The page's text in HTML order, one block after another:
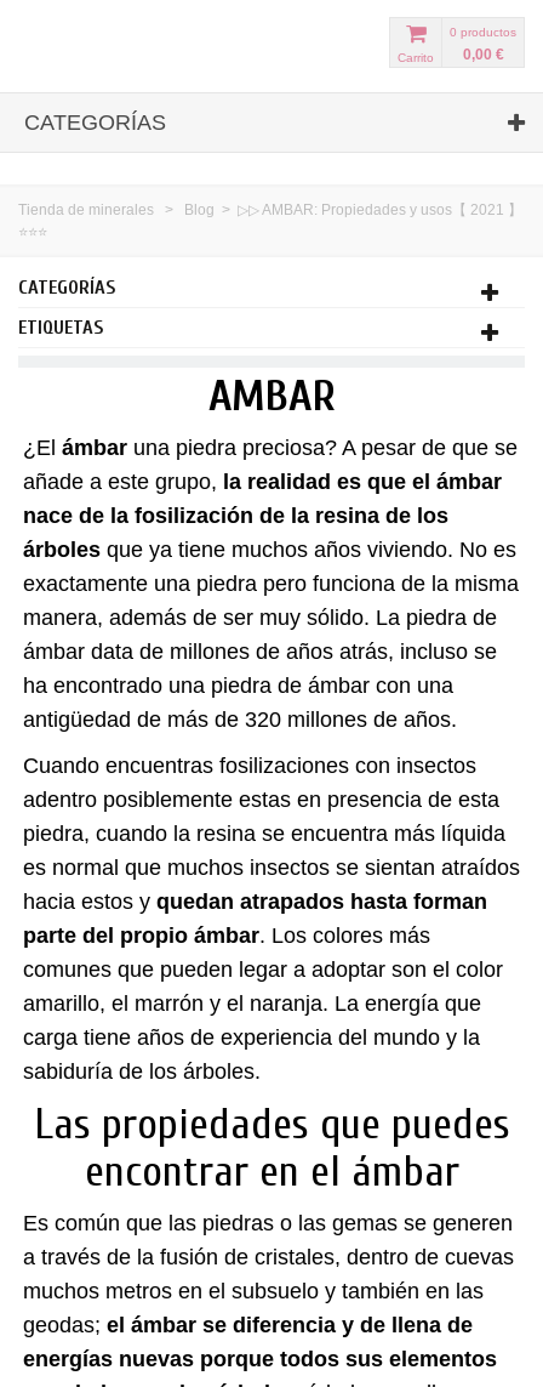
0 productos
0,00 €
Carrito
CATEGORÍAS
Tienda de minerales > Blog > ▷▷ AMBAR: Propiedades y usos【 2021 】
⭐⭐⭐
CATEGORÍAS
ETIQUETAS
AMBAR
¿El ámbar una piedra preciosa? A pesar de que se
añade a este grupo, la realidad es que el ámbar
nace de la fosilización de la resina de los
árboles que ya tiene muchos años viviendo. No es
exactamente una piedra pero funciona de la misma
manera, además de ser muy sólido. La piedra de
ámbar data de millones de años atrás, incluso se
ha encontrado una piedra de ámbar con una
antigüedad de más de 320 millones de años.
Cuando encuentras fosilizaciones con insectos
adentro posiblemente estas en presencia de esta
piedra, cuando la resina se encuentra más líquida
es normal que muchos insectos se sientan atraídos
hacia estos y quedan atrapados hasta forman
parte del propio ámbar. Los colores más
comunes que pueden legar a adoptar son el color
amarillo, el marrón y el naranja. La energía que
carga tiene años de experiencia del mundo y la
sabiduría de los árboles.
Las propiedades que puedes
encontrar en el ámbar
Es común que las piedras o las gemas se generen
a través de la fusión de cristales, dentro de cuevas
muchos metros en el subsuelo y también en las
geodas; el ámbar se diferencia y de llena de
energías nuevas porque todos sus elementos